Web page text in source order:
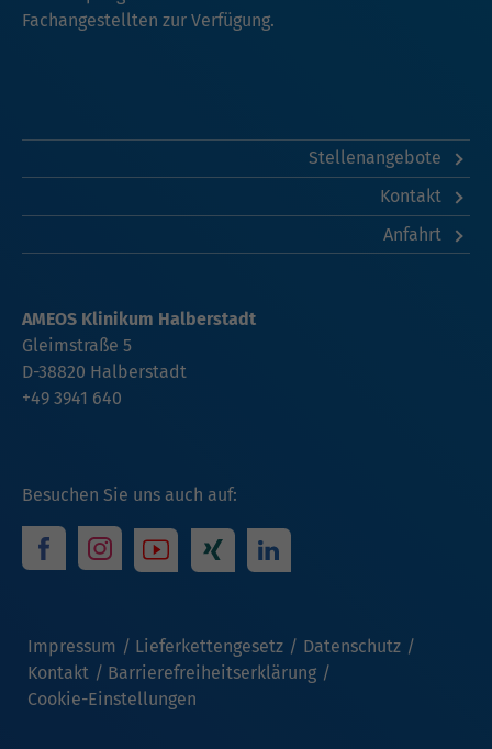
Fachangestellten zur Verfügung.
Stellenangebote
Kontakt
Anfahrt
Besuchen Sie uns auch auf:
Impressum Lieferkettengesetz
Datenschutz
Kontakt
Barrierefreiheitserklärung
Cookie-Einstellungen
AMEOS Klinikum Halberstadt
Gleimstraße 5
D-38820 Halberstadt
+49 3941 640